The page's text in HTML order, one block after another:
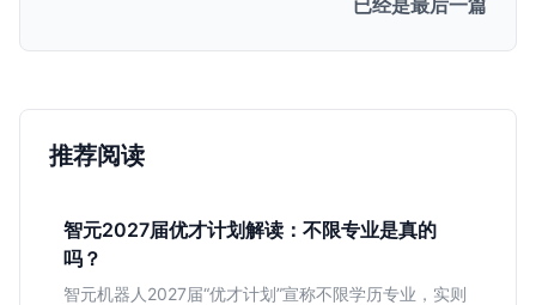
已经是最后一篇
推荐阅读
智元2027届优才计划解读：不限专业是真的
吗？
智元机器人2027届“优才计划”宣称不限学历专业，实则